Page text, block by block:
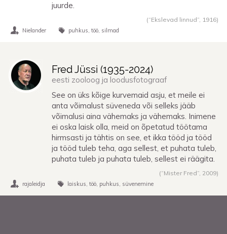
juurde.
(“Ekslevad linnud”, 1916)
Nielander puhkus töö silmad
Fred Jüssi (1935-2024)
eesti zooloog ja loodusfotograaf
See on üks kõige kurvemaid asju, et meile ei
anta võimalust süveneda või selleks jääb
võimalusi aina vähemaks ja vähemaks. Inimene
ei oska laisk olla, meid on õpetatud töötama
hirmsasti ja tähtis on see, et ikka tööd ja tööd
ja tööd tuleb teha, aga sellest, et puhata tuleb,
puhata tuleb ja puhata tuleb, sellest ei räägita.
(“Mister Fred”, 2009)
rajaleidja laiskus töö puhkus süvenemine